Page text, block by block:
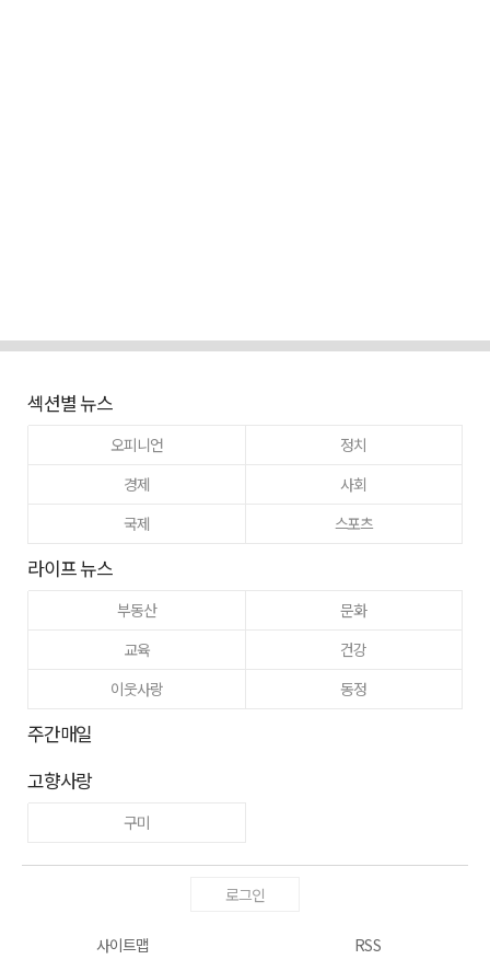
섹션별 뉴스
오피니언
정치
경제
사회
국제
스포츠
라이프 뉴스
부동산
문화
교육
건강
이웃사랑
동정
주간매일
고향사랑
구미
로그인
사이트맵 RSS